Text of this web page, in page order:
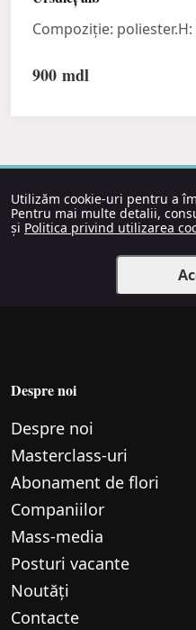
Compoziție: poliester.H:
900 mdl
Utilizăm cookie-uri pentru a
Pentru mai multe detalii,
și Politica privind utilizarea
Despre noi
Despre noi
Маsterclass-uri
Abonament de flori
Companiilor
Mass-media
Posturi vacante
Noutăți
Contacte